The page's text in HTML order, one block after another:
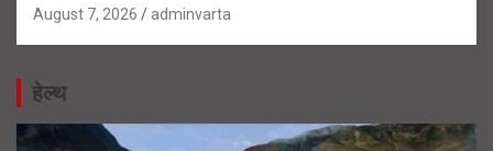
August 7, 2026 adminvarta
हेल्थ